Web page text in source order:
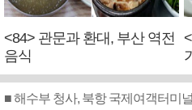
<84> 관문과 환대, 부산 역전
음식
■ 해수부 청사, 북항 국제여객터미